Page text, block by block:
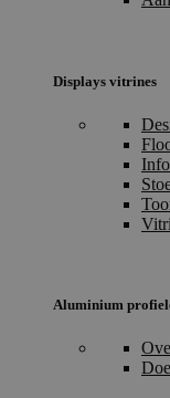
Displays vitrines
Aluminium